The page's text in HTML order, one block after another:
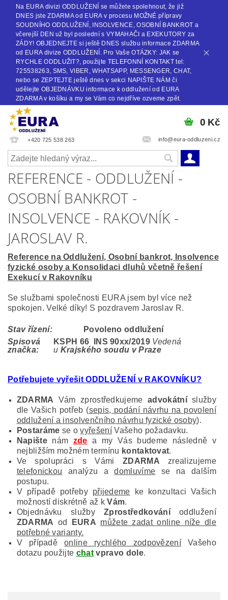
Na EURA divizi ODDLUŽENÍ se můžete spolehnout, že již
DNES jste ZDARMA od EURA v procesu MOŽNÉ přípravy
SOUDNÍHO ODDLUŽENÍ, INSOLVENCE, OSOBNÍ BANKROT a
včerejší DEN už byl poslední s VYMAHAČI a EXEKUTORY za
ZÁDY! OBJEDNEJTE si ještě DNES službu informace ZDARMA
od EURA divize ODDLUŽENÍ. Pro Vaše OTÁZKY: JAK se
RYCHLE ODDLUŽIT?, použijte TELEFONNÍ KONTAKT tel:
725538263, SMS, VIBER, WHATSAPP, MESSENGER, CHAT,
nebo se ZEPTEJTE ještě dnes v sekci NAPIŠTE NÁM či
udělejte OBJEDNÁVKU informace k oddlužení od EURA
ZDARMA v košíku a my se Vám co nejdříve ozveme zpět.
+420 725 538 263 info@eura-oddluzeni.cz
0 Kč
REFERENCE - ODDLUŽENÍ -
OSOBNÍ BANKROT -
INSOLVENCE - RAKOVNÍK -
JAROSLAV R.
Reference na Oddlužení, Osobní bankrot, Insolvence
fyzické osoby a Konsolidaci dluhů včetně řešení
Exekucí v Rakovníku
Se službami společnosti EURA jsem byl více než
spokojen. Velké díky! S pozdravem Jaroslav R.
Stav řízení:
Povoleno oddlužení
Spisová
značka:
KSPH 66 INS 90xx/2019 Vedená
u Krajského soudu v Praze
Potřebujete vyřešit ODDLUŽENÍ v RAKOVNÍKU?
ZDARMA Vám zprostředkujeme advokátníslužby
dle Vašich potřeb (sepis, podání návrhu na povolení
oddlužení a insolvenčního návrhu fyzické osoby).
Postaráme se ovyřešeníVašeho požadavku.
Napištenám zde a my Vás budeme následně v
nejbližším možném termínu kontaktovat.
Ve spolupráci s Vámi ZDARMA zrealizujeme
telefonickou analýzu adomluvíme se na dalším
postupu.
V případě potřeby přijedeme ke konzultaci Vašich
možností diskrétně až kVám.
Objednávku služby
Zprostředkováníoddlužení
ZDARMA od EURA můžete zadat online níže dle
potřebné varianty.
V případěonline rychlého zodpovězení Vašeho
dotazu použijte chatvpravo dole.